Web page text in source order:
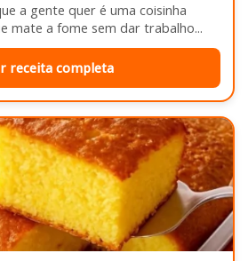
a gente quer é uma coisinha
mate a fome sem dar trabalho...
receita completa